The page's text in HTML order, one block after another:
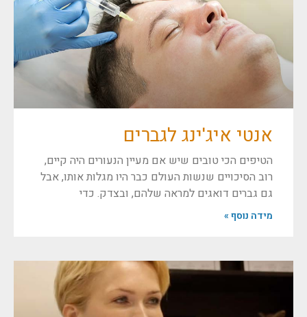
אנטי איג'ינג לגברים
הטיפים הכי טובים שיש אם מעיין הנעורים היה קיים,
רוב הסיכויים שנשות העולם כבר היו מגלות אותו, אבל
גם גברים דואגים למראה שלהם, ובצדק. כדי
מידה נוסף »